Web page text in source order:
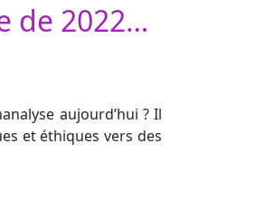
de 2022…
aujourd’hui ? Il
et éthiques vers des